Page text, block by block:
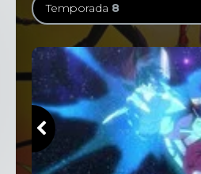
Temporada 8
Temporada
114 Episodios
Temporada
31 Episodios